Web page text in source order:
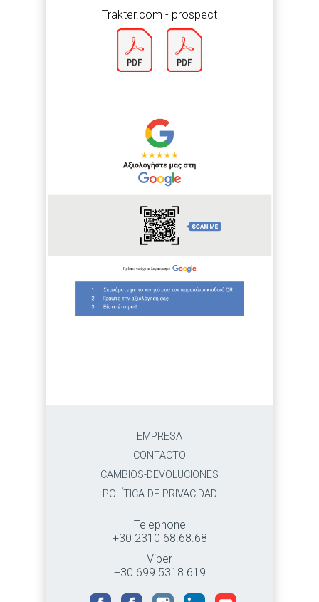
Trakter.com - prospect
EMPRESA
CONTACTO
CAMBIOS-DEVOLUCIONES
POLÍTICA DE PRIVACIDAD
Telephone
+30 2310 68.68.68
Viber
+30 699 5318 619